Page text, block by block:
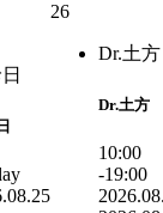
26
Dr.土方
Dr.土方
10:00
-19:00